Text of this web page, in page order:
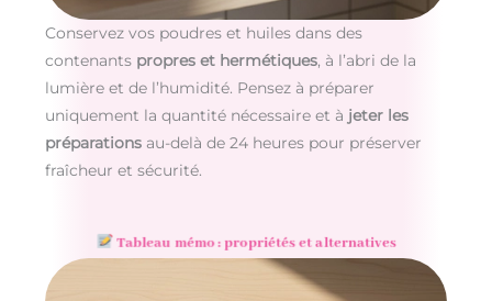
Conservez vos poudres et huiles dans des
contenants propres et hermétiques, à l’abri de la
lumière et de l’humidité. Pensez à préparer
uniquement la quantité nécessaire et à jeter les
préparationsau-delà de 24 heures pour préserver
fraîcheur et sécurité.
Tableau mémo : propriétés et alternatives